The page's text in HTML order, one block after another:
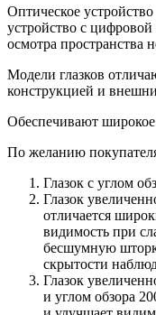
Оптическое
устройство с
осмотра пространства
Модели глазков
конструкцией и
Обеспечивают широкое
По желанию
Глазок с углом
Глазок
отличается
видимость при
бесшумную
скрытости
Глазок
и углом обзора